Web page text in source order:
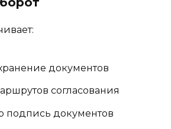
документов
согласования
подпись документов